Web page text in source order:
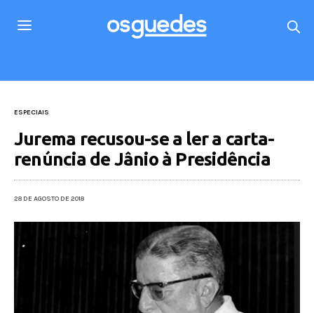
ESPECIAIS
Jurema recusou-se a ler a carta-
renúncia de Jânio à Presidência
28 DE AGOSTO DE 2018